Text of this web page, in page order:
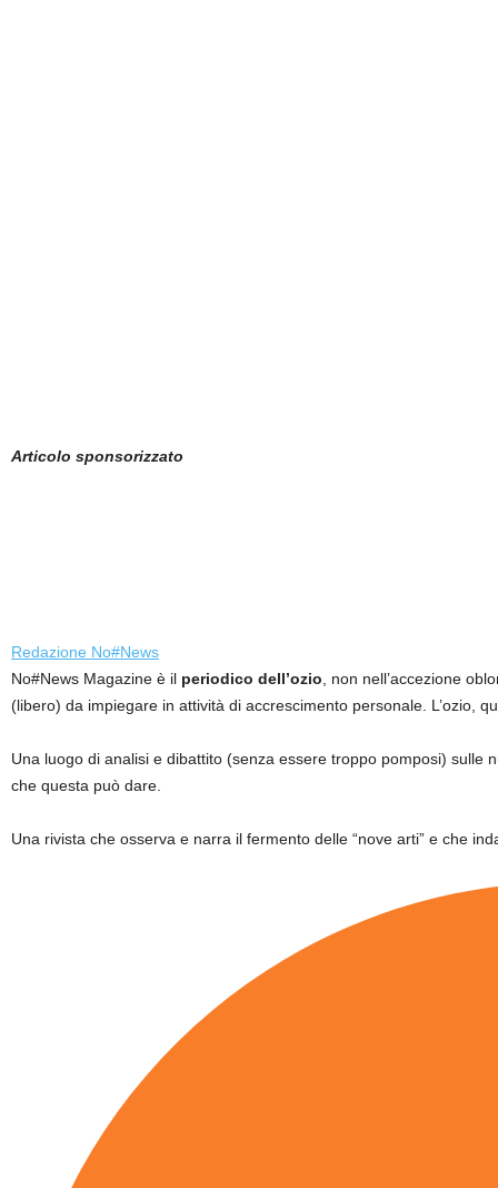
Articolo sponsorizzato
Redazione No#News
No#News Magazine è il periodico dell’ozio , non nell’accezione
(libero) da impiegare in attività di accrescimento personale. L’ozio,
Una luogo di analisi e dibattito (senza essere troppo pomposi)
che questa può dare.
Una rivista che osserva e narra il fermento delle “nove arti” e che